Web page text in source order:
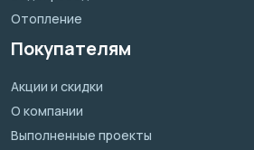
Отопление
Покупателям
Акции и скидки
О компании
Выполненные проекты